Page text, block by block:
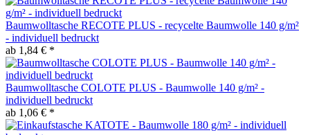
Baumwolltasche RECOTE PLUS - recycelte Baumwolle 140 g/m²
- individuell bedruckt
ab 1,84 € *
Baumwolltasche COLOTE PLUS - Baumwolle 140 g/m² -
individuell bedruckt
ab 1,06 € *